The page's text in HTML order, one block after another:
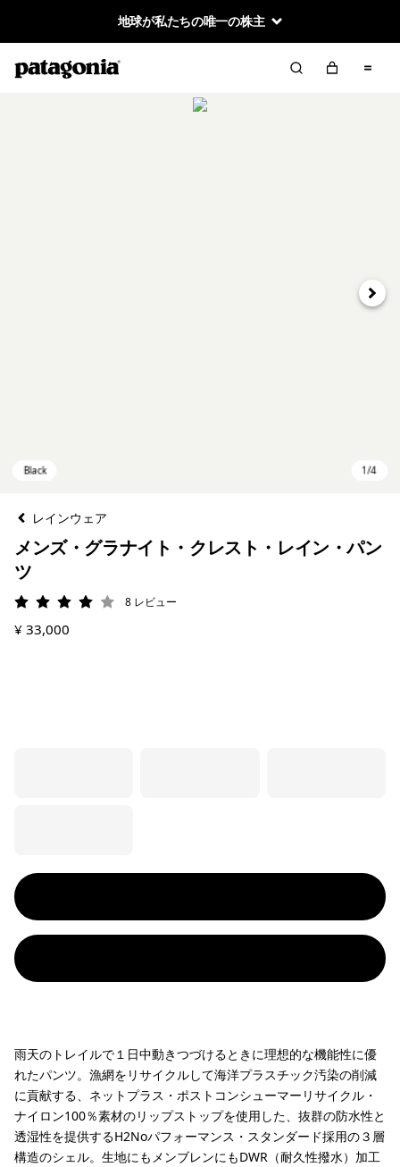
地球が私たちの唯一の株主
次へ
レインウェア
メンズ・グラナイト・クレスト・レイン・パン
ツ
評価: 4 / 5 8 レビュー
¥ 33,000
雨天のトレイルで１日中動きつづけるときに理想的な機能性に優
れたパンツ。漁網をリサイクルして海洋プラスチック汚染の削減
に貢献する、ネットプラス・ポストコンシューマーリサイクル・
ナイロン100％素材のリップストップを使用した、抜群の防水性と
透湿性を提供するH2Noパフォーマンス・スタンダード採用の３層
構造のシェル。生地にもメンブレンにもDWR（耐久性撥水）加工